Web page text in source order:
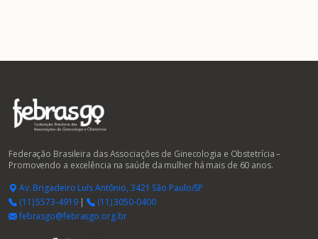
Federação Brasileira das Associações de Ginecologia e Obstetrícia –
Promovendo a excelência na saúde da mulher há mais de 60 anos.
Av. Brigadeiro Luís Antônio, 3421 São Paulo/SP
(11) 5573-4919|
(11) 3050-0400
febrasgo@febrasgo.org.br